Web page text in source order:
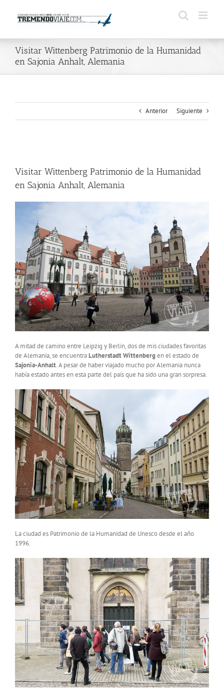
contenido
Visitar Wittenberg Patrimonio de la Humanidad
en Sajonia Anhalt, Alemania
Anterior Siguiente
más
grande
Visitar Wittenberg Patrimonio de la Humanidad
en Sajonia Anhalt, Alemania
A mitad de camino entre Leipzig y Berlin, dos de mis ciudades favoritas
de Alemania, se encuentraLutherstadt Wittenbergen el estado de
Sajonia-Anhalt. A pesar de haber viajado mucho por Alemania nunca
había estado antes en esta parte del país que ha sido una gran sorpresa.
La ciudad es Patrimonio de la Humanidad de Unesco desde el año
1996.